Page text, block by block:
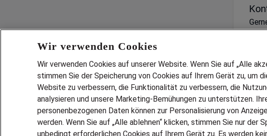
Wir verwenden Cookies
Wir verwenden Cookies auf unserer Website. Wenn Sie auf „Alle
stimmen Sie der Speicherung von Cookies auf Ihrem Gerät zu, um
Website zu verbessern, die Funktionalität zu verbessern, die
analysieren und unsere Marketing-Bemühungen zu unterstützen.
personenbezogenen Daten können zur Personalisierung von
werden. Wenn Sie auf „Alle ablehnen“ klicken, stimmen Sie nur der
unbedingt erforderlichen Cookies auf Ihrem Gerät zu. Es werden